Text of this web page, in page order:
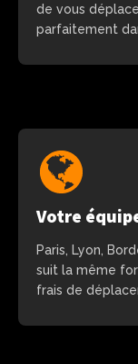
de vous
parfaitement
Votre
Paris, Lyon,
suit la même
frais de